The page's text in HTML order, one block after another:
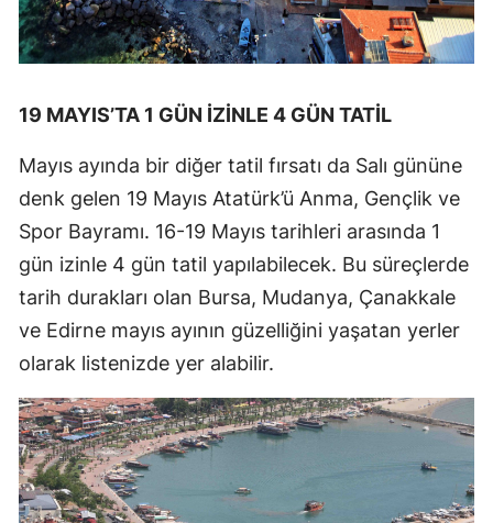
19 MAYIS’TA 1 GÜN İZİNLE 4 GÜN TATİL
Mayıs ayında bir diğer tatil fırsatı da Salı gününe
denk gelen 19 Mayıs Atatürk’ü Anma, Gençlik ve
Spor Bayramı. 16-19 Mayıs tarihleri arasında 1
gün izinle 4 gün tatil yapılabilecek. Bu süreçlerde
tarih durakları olan Bursa, Mudanya, Çanakkale
ve Edirne mayıs ayının güzelliğini yaşatan yerler
olarak listenizde yer alabilir.